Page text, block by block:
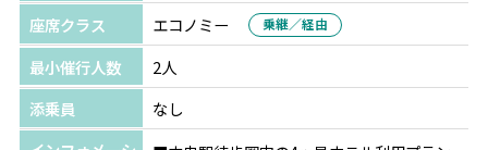
★★★★
選択条件
指定
部屋タイプ
利用形態
部屋カテゴリ
指定なし
座席クラス
エコノミー 乗継／経由
最小催行人数
2人
添乗員
なし